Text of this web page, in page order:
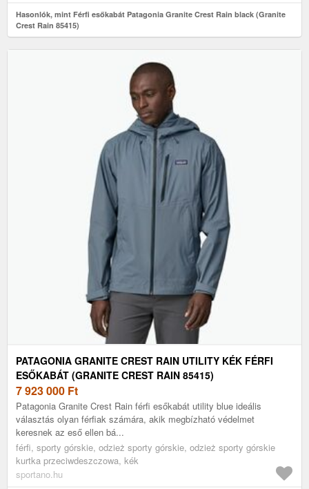
Hasonlók, mint Férfi esőkabát Patagonia Granite Crest Rain black (Granite
Crest Rain 85415)
PATAGONIA GRANITE CREST RAIN UTILITY KÉK FÉRFI
ESŐKABÁT (GRANITE CREST RAIN 85415)
7 923 000 Ft
Patagonia Granite Crest Rain férfi esőkabát utility blue ideális
választás olyan férfiak számára, akik megbízható védelmet
keresnek az eső ellen bá...
férfi, sporty górskie, odzież sporty górskie, odzież sporty górskie
kurtka przeciwdeszczowa, kék
sportano.hu